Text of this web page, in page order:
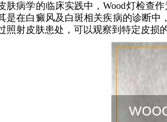
肤病学的临床实践中，Wood灯检查
是在白癜风及白斑相关疾病的诊断中
照射皮肤患处，可以观察到特定皮损